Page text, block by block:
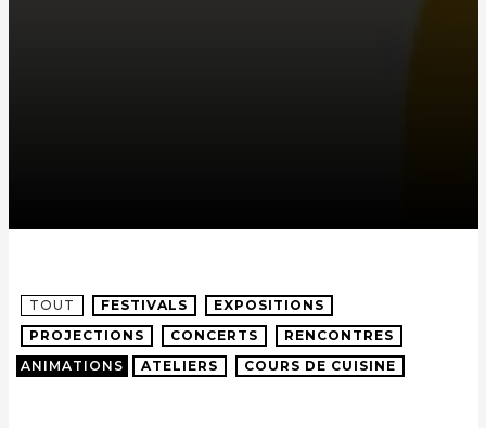
TOUT FESTIVALS
EXPOSITIONS
PROJECTIONS
CONCERTS
RENCONTRES
ANIMATIONS
ATELIERS COURS DE CUISINE